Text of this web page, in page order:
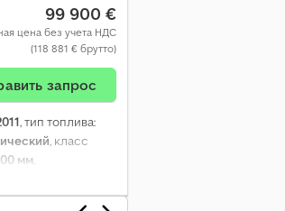
99 900 €
цена без учета НДС
(118 881 € брутто)
запрос
, тип топлива:
, класс
мм,